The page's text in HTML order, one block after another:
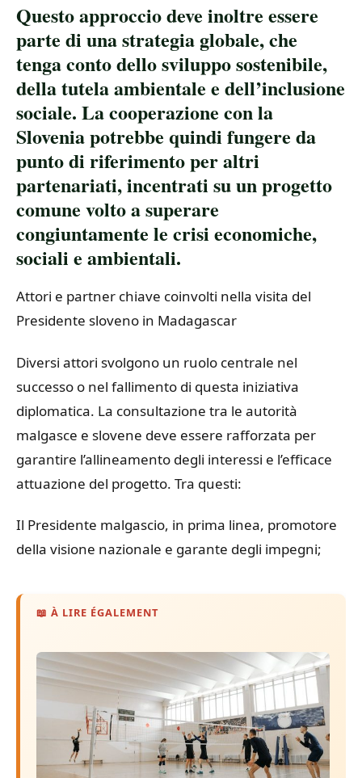
Questo approccio deve inoltre essere
parte di una strategia globale, che
tenga conto dello sviluppo sostenibile,
della tutela ambientale e dell’inclusione
sociale. La cooperazione con la
Slovenia potrebbe quindi fungere da
punto di riferimento per altri
partenariati, incentrati su un progetto
comune volto a superare
congiuntamente le crisi economiche,
sociali e ambientali.
Attori e partner chiave coinvolti nella visita del
Presidente sloveno in Madagascar
Diversi attori svolgono un ruolo centrale nel
successo o nel fallimento di questa iniziativa
diplomatica. La consultazione tra le autorità
malgasce e slovene deve essere rafforzata per
garantire l’allineamento degli interessi e l’efficace
attuazione del progetto. Tra questi:
Il Presidente malgascio, in prima linea, promotore
della visione nazionale e garante degli impegni;
📖 À LIRE ÉGALEMENT